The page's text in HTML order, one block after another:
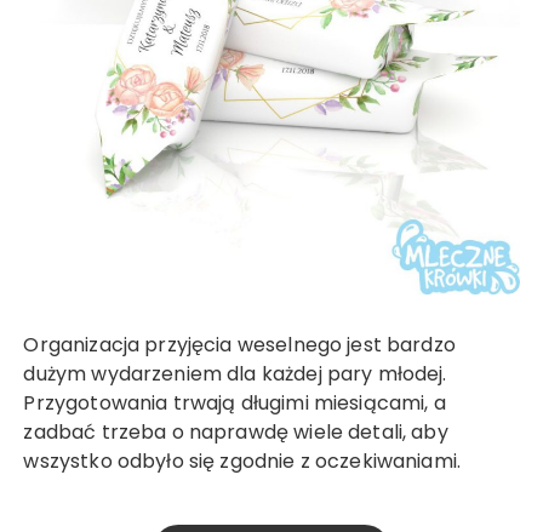
Organizacja przyjęcia weselnego jest bardzo
dużym wydarzeniem dla każdej pary młodej.
Przygotowania trwają długimi miesiącami, a
zadbać trzeba o naprawdę wiele detali, aby
wszystko odbyło się zgodnie z oczekiwaniami.